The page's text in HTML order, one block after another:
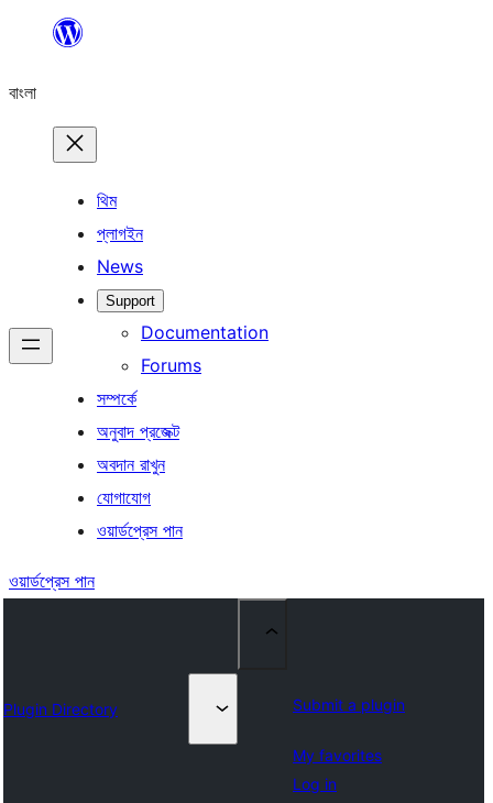
যান
বাংলা
থিম
প্লাগইন
News
Support
Documentation
Forums
সম্পর্কে
অনুবাদ প্রজেক্ট
অবদান রাখুন
যোগাযোগ
ওয়ার্ডপ্রেস পান
ওয়ার্ডপ্রেস পান
Plugin Directory Submit a plugin
My favorites
Log in